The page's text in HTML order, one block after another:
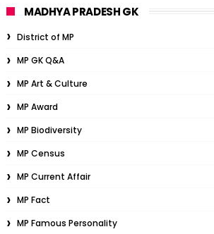
MADHYA PRADESH GK
District of MP
MP GK Q&A
MP Art & Culture
MP Award
MP Biodiversity
MP Census
MP Current Affair
MP Fact
MP Famous Personality